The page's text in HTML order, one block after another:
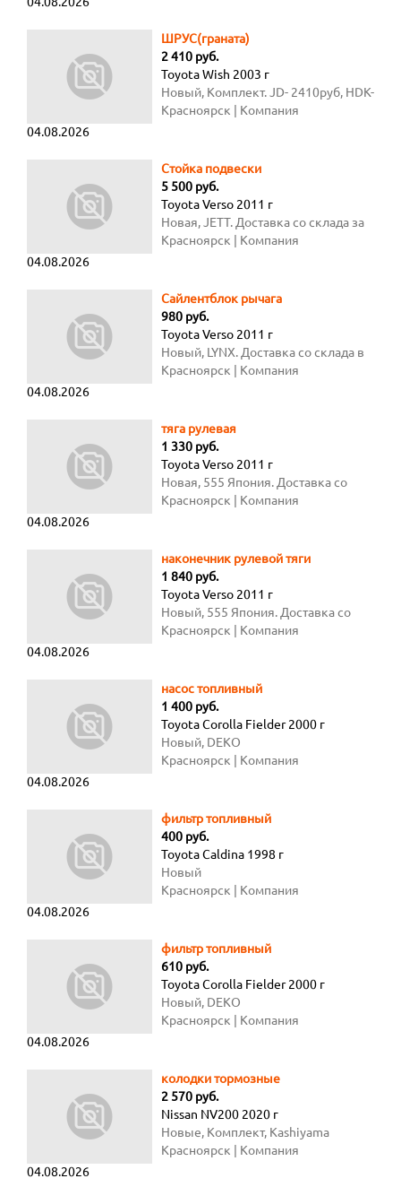
Номинальная частота вращения
турбины генератора: 26000 ± 2000
об/мин (86,5±6,5%) Температура
выхлопных газов - не более 750оС
Заброс температуры выхлопных
Мощность на клеммах генератора -
в полете 12кВт Мощность на
клеммах генератора - при запуске
ТВД 60кВт Цена на АИ-8 , на заводе
от 2750000 рублей за штуку без
04.08.2026
ШРУС(граната)
2 410 руб.
Toyota Wish 2003 г
Новый, Комплект. JD- 2410руб, HDK-
3765руб.
Красноярск | Компания
04.08.2026
Стойка подвески
5 500 руб.
Toyota Verso 2011 г
Новая, JETT. Доставка со склада за
2-3 часа
Красноярск | Компания
04.08.2026
Сайлентблок рычага
980 руб.
Toyota Verso 2011 г
Новый, LYNX. Доставка со склада в
течении часа
Красноярск | Компания
04.08.2026
тяга рулевая
1 330 руб.
Toyota Verso 2011 г
Новая, 555 Япония. Доставка со
склада за 2-3 часа
Красноярск | Компания
04.08.2026
наконечник рулевой тяги
1 840 руб.
Toyota Verso 2011 г
Новый, 555 Япония. Доставка со
склада за 2-3 часа
Красноярск | Компания
04.08.2026
насос топливный
1 400 руб.
Toyota Corolla Fielder 2000 г
Новый, DEKO
Красноярск | Компания
04.08.2026
фильтр топливный
400 руб.
Toyota Caldina 1998 г
Новый
Красноярск | Компания
04.08.2026
фильтр топливный
610 руб.
Toyota Corolla Fielder 2000 г
Новый, DEKO
Красноярск | Компания
04.08.2026
колодки тормозные
2 570 руб.
Nissan NV200 2020 г
Новые, Комплект, Kashiyama
Красноярск | Компания